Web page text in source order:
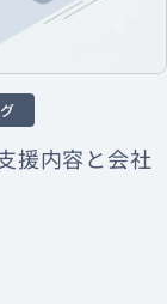
援内容と会社